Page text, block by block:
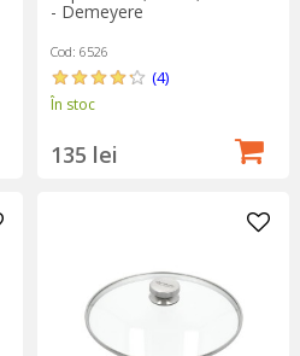
- Demeyere
Cod: 6526
(4)
În stoc
135 lei